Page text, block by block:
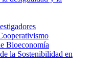
Bioeconomía
la Sostenibilidad en